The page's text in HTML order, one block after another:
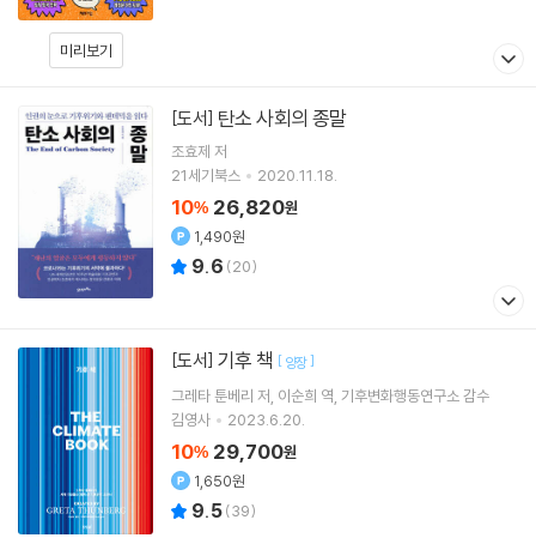
미리보기
[도서] 탄소 사회의 종말
조효제 저
21세기북스
2020.11.18.
10% 26,820원
1,490원
9.6 (20)
[도서] 기후 책 [ 양장]
그레타 툰베리 저 이순희 역 기후변화행동연구소감수
김영사
2023.6.20.
10% 29,700원
1,650원
9.5(39)